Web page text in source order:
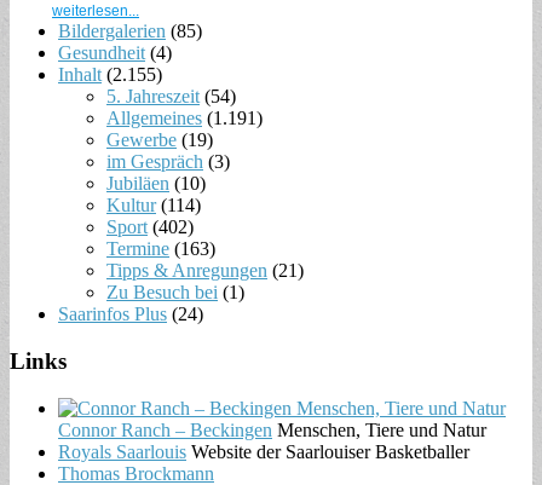
weiterlesen...
Bildergalerien (85)
Gesundheit (4)
Inhalt (2.155)
5. Jahreszeit (54)
Allgemeines (1.191)
Gewerbe (19)
im Gespräch (3)
Jubiläen (10)
Kultur(114)
Sport (402)
Termine (163)
Tipps & Anregungen (21)
Zu Besuch bei (1)
Saarinfos Plus (24)
Links
Connor Ranch – Beckingen Menschen, Tiere und Natur
Royals Saarlouis Website der Saarlouiser Basketballer
Thomas Brockmann